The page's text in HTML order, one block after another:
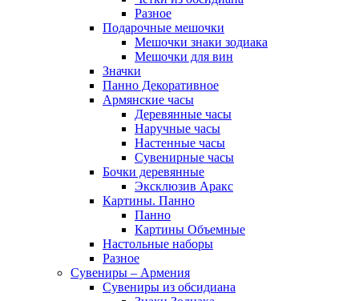
Разное
Подарочные мешочки
Мешочки знаки зодиака
Мешочки для вин
Значки
Панно Декоративное
Армянские часы
Деревянные часы
Наручные часы
Настенные часы
Сувенирные часы
Бочки деревянные
Эксклюзив Аракс
Картины. Панно
Панно
Картины Объемные
Настольные наборы
Разное
Сувениры – Армения
Сувениры из обсидиана